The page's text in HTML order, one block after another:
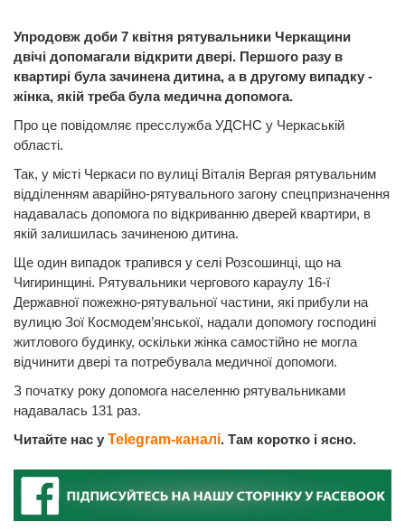
Упродовж доби 7 квітня рятувальники Черкащини
двічі допомагали відкрити двері. Першого разу в
квартирі була зачинена дитина, а в другому випадку -
жінка, якій треба була медична допомога.
Про це повідомляє пресслужба УДСНС у Черкаській
області.
Так, у місті Черкаси по вулиці Віталія Вергая рятувальним
відділенням аварійно-рятувального загону спецпризначення
надавалась допомога по відкриванню дверей квартири, в
якій залишилась зачиненою дитина.
Ще один випадок трапився у селі Розсошинці, що на
Чигиринщині. Рятувальники чергового караулу 16-ї
Державної пожежно-рятувальної частини, які прибули на
вулицю Зої Космодем’янської, надали допомогу господині
житлового будинку, оскільки жінка самостійно не могла
відчинити двері та потребувала медичної допомоги.
З початку року допомога населенню рятувальниками
надавалась 131 раз.
Читайте нас у Telegram-каналі. Там коротко і ясно.